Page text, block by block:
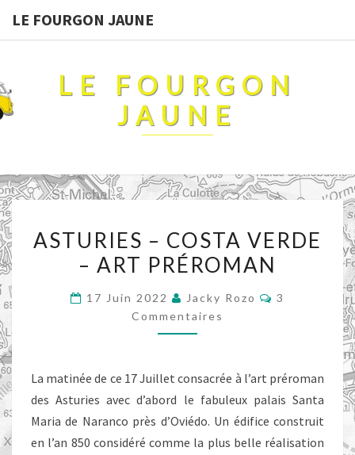
LE FOURGON JAUNE
LE FOURGON
JAUNE
–
COSTA
–
ART
ASTURIES – COSTA VERDE
– ART PRÉROMAN
17 Juin 2022 Jacky Rozo
3
Commentaires
La matinée de ce 17 Juillet consacrée à l’art préroman
des Asturies avec d’abord le fabuleux palais Santa
Maria de Naranco près d’Oviédo. Un édifice construit
en l’an 850 considéré comme la plus belle réalisation